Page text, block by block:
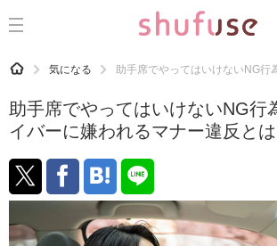
CATEGORY 記事カテゴリ
運気
洗濯
生活の知恵
HOME 気になる 助手席でやってはいけないNG行
助手席でやってはいけないNG行
イバーに嫌われるマナー違反とは